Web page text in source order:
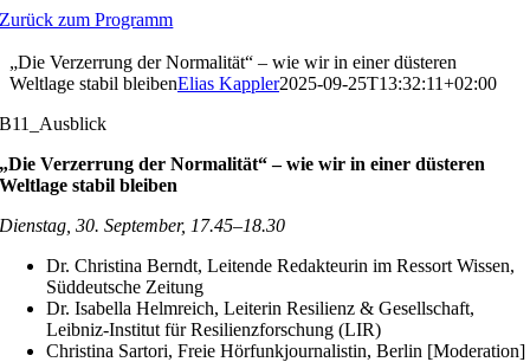
Zum
springen
Zurück zum Programm
„Die Verzerrung der Normalität“ – wie wir in einer düsteren
Weltlage stabil bleibenElias Kappler2025-09-25T13:32:11+02:00
B11_Ausblick
„Die Verzerrung der Normalität“ – wie wir in einer düsteren
Weltlage stabil bleiben
Dienstag, 30. September, 17.45–18.30
Dr. Christina Berndt, Leitende Redakteurin im Ressort Wissen,
Süddeutsche Zeitung
Dr. Isabella Helmreich, Leiterin Resilienz & Gesellschaft,
Leibniz-Institut für Resilienzforschung (LIR)
Christina Sartori, Freie Hörfunkjournalistin, Berlin [Moderation]